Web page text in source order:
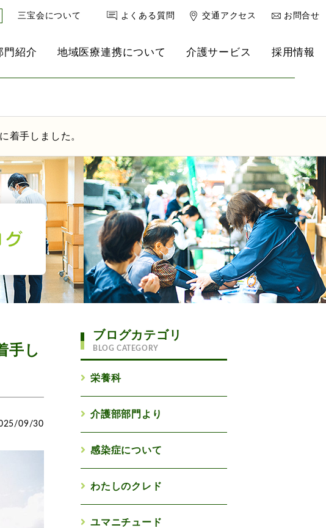
三宝会について よくある質問 交通アクセス お問合せ
ループ法人
門紹介
小児科
内科・老年内科
心療内科・精神科
乳腺外来
スポーツ医学外来
地域医療連携について 介護サービス 採用情報
着手しました。
手し
09/30
ブログカテゴリ
BLOG CATEGORY
栄養科
介護部部門より
感染症について
わたしのクレド
ユマニチュード